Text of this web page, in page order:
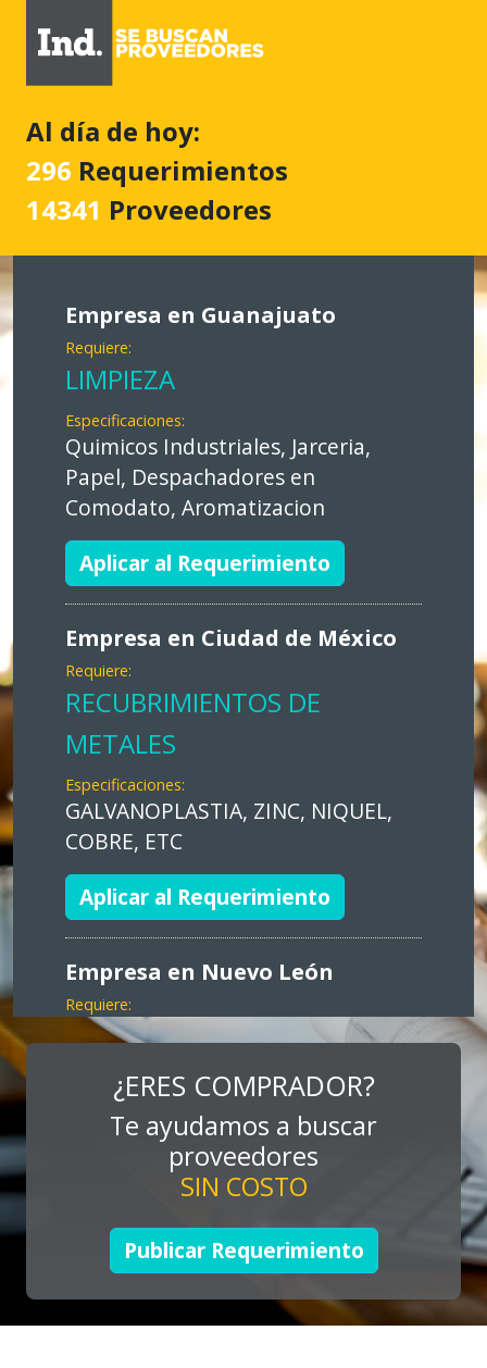
Al día de hoy:
296 Requerimientos
14341 Proveedores
Empresa en Guanajuato
Requiere:
LIMPIEZA
Especificaciones:
Quimicos Industriales, Jarceria,
Papel, Despachadores en
Comodato, Aromatizacion
Aplicar al Requerimiento
Empresa en Ciudad de México
Requiere:
RECUBRIMIENTOS DE
METALES
Especificaciones:
GALVANOPLASTIA, ZINC, NIQUEL,
COBRE, ETC
Aplicar al Requerimiento
Empresa en Nuevo León
Requiere:
MARKETING
Especificaciones:
Consultoría, promocionales, stands,
expos, activaciones
Aplicar al Requerimiento
Empresa en Jalisco
Requiere:
TUBERÍA INOXIDABLE
¿ERES COMPRADOR?
Te ayudamos a buscar
proveedores
SIN COSTO
Publicar Requerimiento